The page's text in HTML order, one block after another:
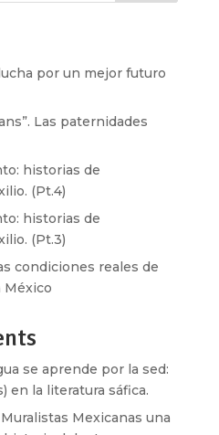
por un mejor futuro
Las paternidades
historias de
(Pt.4)
historias de
(Pt.3)
condiciones reales de
México
se aprende por la sed:
en la literatura sáfica.
Mexicanas una